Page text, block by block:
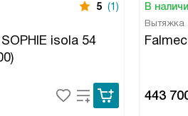
5 (1)
isola 54
В
Вытяжка
443